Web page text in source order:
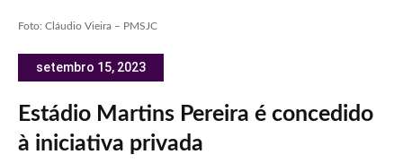
Foto: Cláudio Vieira – PMSJC
setembro 15, 2023
Estádio Martins Pereira é concedido
à iniciativa privada